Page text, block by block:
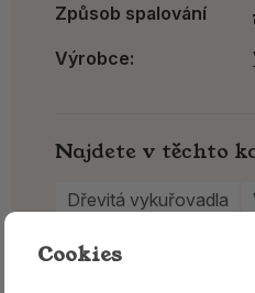
Způsob spalování
Výrobce:
Najdete v těchto
Dřevitá vykuřovadla
Cookies